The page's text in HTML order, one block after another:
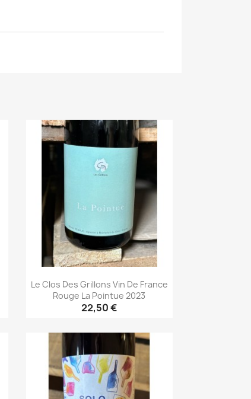
Le Clos Des Grillons Vin De France
Rouge La Pointue 2023
22,50 €
Aperçu rapide